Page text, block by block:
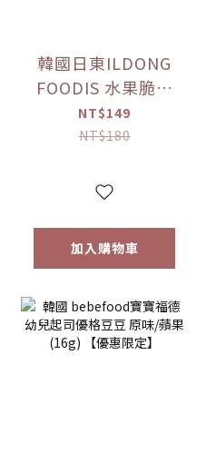
韓國日東ILDONG
FOODIS 水果脆片
蘋果/梨(15g)/草莓
(12g) 【優惠限定】
NT$149
NT$180
加入購物車